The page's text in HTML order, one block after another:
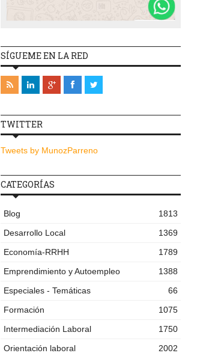
SÍGUEME EN LA RED
TWITTER
Tweets by MunozParreno
CATEGORÍAS
Blog
1813
Desarrollo Local
1369
Economía-RRHH
1789
Emprendimiento y Autoempleo
1388
Especiales - Temáticas
66
Formación
1075
Intermediación Laboral
1750
Orientación laboral
2002